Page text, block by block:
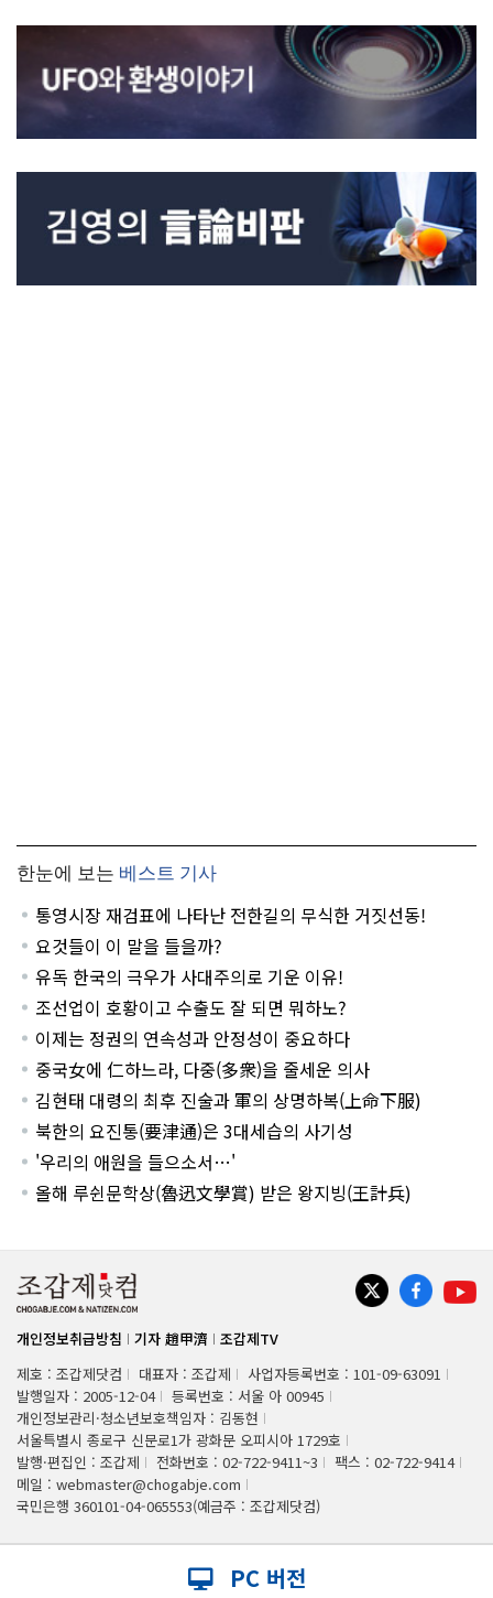
한눈에 보는 베스트 기사
통영시장 재검표에 나타난 전한길의 무식한 거짓선동!
요것들이 이 말을 들을까?
유독 한국의 극우가 사대주의로 기운 이유!
조선업이 호황이고 수출도 잘 되면 뭐하노?
이제는 정권의 연속성과 안정성이 중요하다
중국女에 仁하느라, 다중(多衆)을 줄세운 의사
김현태 대령의 최후 진술과 軍의 상명하복(上命下服)
북한의 요진통(要津通)은 3대세습의 사기성
'우리의 애원을 들으소서…'
올해 루쉰문학상(魯迅文學賞) 받은 왕지빙(王計兵)
개인정보취급방침 기자 趙甲濟
조갑제TV
제호 : 조갑제닷컴
대표자 : 조갑제
사업자등록번호 : 101-09-63091
발행일자 : 2005-12-04
등록번호 : 서울 아 00945
개인정보관리·청소년보호책임자 : 김동현
서울특별시 종로구 신문로1가 광화문 오피시아 1729호
발행·편집인 : 조갑제
전화번호 : 02-722-9411~3
팩스 : 02-722-9414
메일 : webmaster@chogabje.com
국민은행 360101-04-065553(예금주 : 조갑제닷컴)
PC 버전